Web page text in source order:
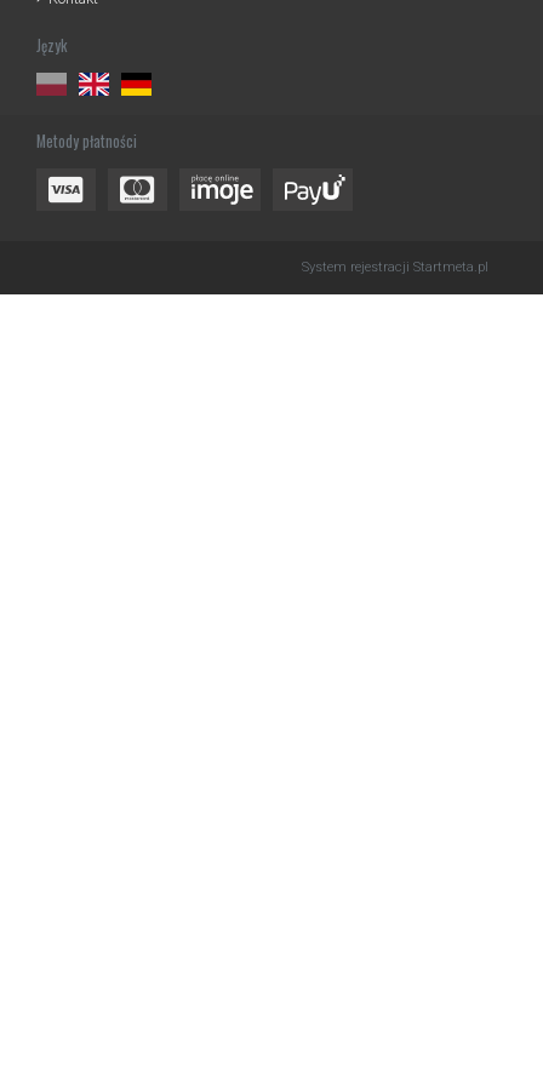
Język
Metody płatności
System rejestracji Startmeta.pl